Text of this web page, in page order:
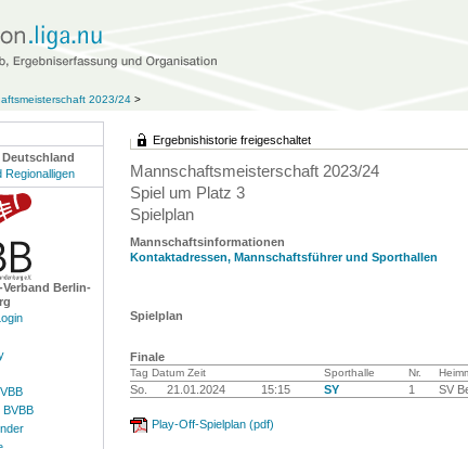
2023/24 >
Regionalligen
Berlin-
Ergebnishistorie freigeschaltet
Mannschaftsmeisterschaft 2023/24
Spiel um Platz 3
Spielplan
Mannschaftsinformationen
Kontaktadressen, Mannschaftsführer und Sporthallen
Spielplan
Finale
Tag Datum Zeit Sporthalle Nr.
So. 21.01.2024 15:15 SY 1 SV
Play-Off-Spielplan (pdf)